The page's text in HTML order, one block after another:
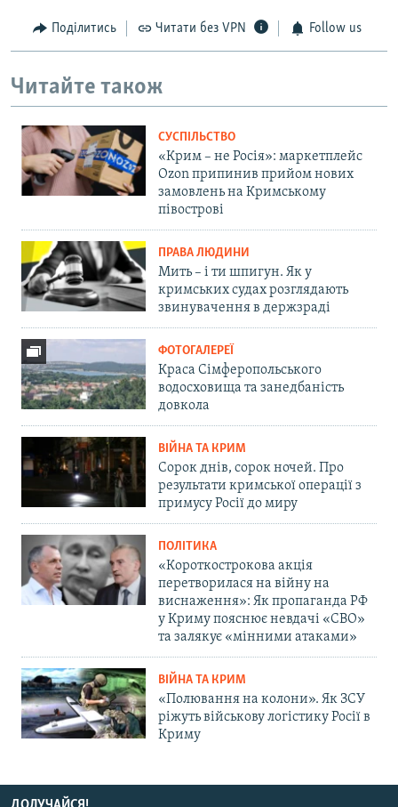
Поділитись Читати без VPN Follow us
Читайте також
СУСПІЛЬСТВО
«Крим – не Росія»: маркетплейс
Ozon припинив прийом нових
замовлень на Кримському
півострові
ПРАВА ЛЮДИНИ
Мить – і ти шпигун. Як у
кримських судах розглядають
звинувачення в держзраді
ФОТОГАЛЕРЕЇ
Краса Сімферопольського
водосховища та занедбаність
довкола
ВІЙНА ТА КРИМ
Сорок днів, сорок ночей. Про
результати кримської операції з
примусу Росії до миру
ПОЛІТИКА
«Короткострокова акція
перетворилася на війну на
виснаження»: Як пропаганда РФ
у Криму пояснює невдачі «СВО»
та залякує «мінними атаками»
ВІЙНА ТА КРИМ
«Полювання на колони». Як ЗСУ
ріжуть військову логістику Росії в
Криму